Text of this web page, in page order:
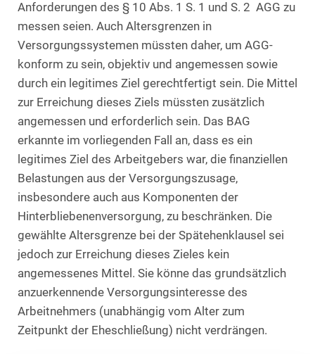
Anforderungen des § 10 Abs. 1 S. 1 und S. 2 AGG zu
messen seien. Auch Altersgrenzen in
Versorgungssystemen müssten daher, um AGG-
konform zu sein, objektiv und angemessen sowie
durch ein legitimes Ziel gerechtfertigt sein. Die Mittel
zur Erreichung dieses Ziels müssten zusätzlich
angemessen und erforderlich sein. Das BAG
erkannte im vorliegenden Fall an, dass es ein
legitimes Ziel des Arbeitgebers war, die finanziellen
Belastungen aus der Versorgungszusage,
insbesondere auch aus Komponenten der
Hinterbliebenenversorgung, zu beschränken. Die
gewählte Altersgrenze bei der Spätehenklausel sei
jedoch zur Erreichung dieses Zieles kein
angemessenes Mittel. Sie könne das grundsätzlich
anzuerkennende Versorgungsinteresse des
Arbeitnehmers (unabhängig vom Alter zum
Zeitpunkt der Eheschließung) nicht verdrängen.